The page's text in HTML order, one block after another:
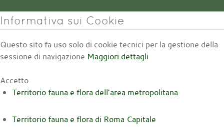
Informativa sui Cookie
Questo sito fa uso solo di cookie tecnici per la gestione della
sessione di navigazione Maggiori dettagli
Accetto
Territorio fauna e flora dell’area metropolitana
Territorio fauna e flora di Roma Capitale